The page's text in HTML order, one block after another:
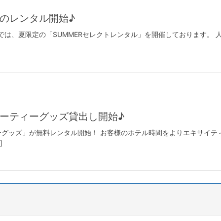
レンタル開始♪
、夏限定の「SUMMERセレクトレンタル」を開催しております。
ティーグッズ貸出し開始♪
ッズ」が無料レンタル開始！ お客様のホテル時間をよりエキサイ